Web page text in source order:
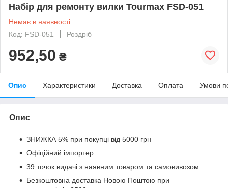
Набір для ремонту вилки Tourmax FSD-051
Немає в наявності
Код: FSD-051
Роздріб
952,50 ₴
Опис Характеристики Доставка Оплата Умови
Опис
ЗНИЖКА 5% при покупці від 5000 грн
Офіційний імпортер
39 точок видачі з наявним товаром та самовивозом
Безкоштовна доставка Новою Поштою при